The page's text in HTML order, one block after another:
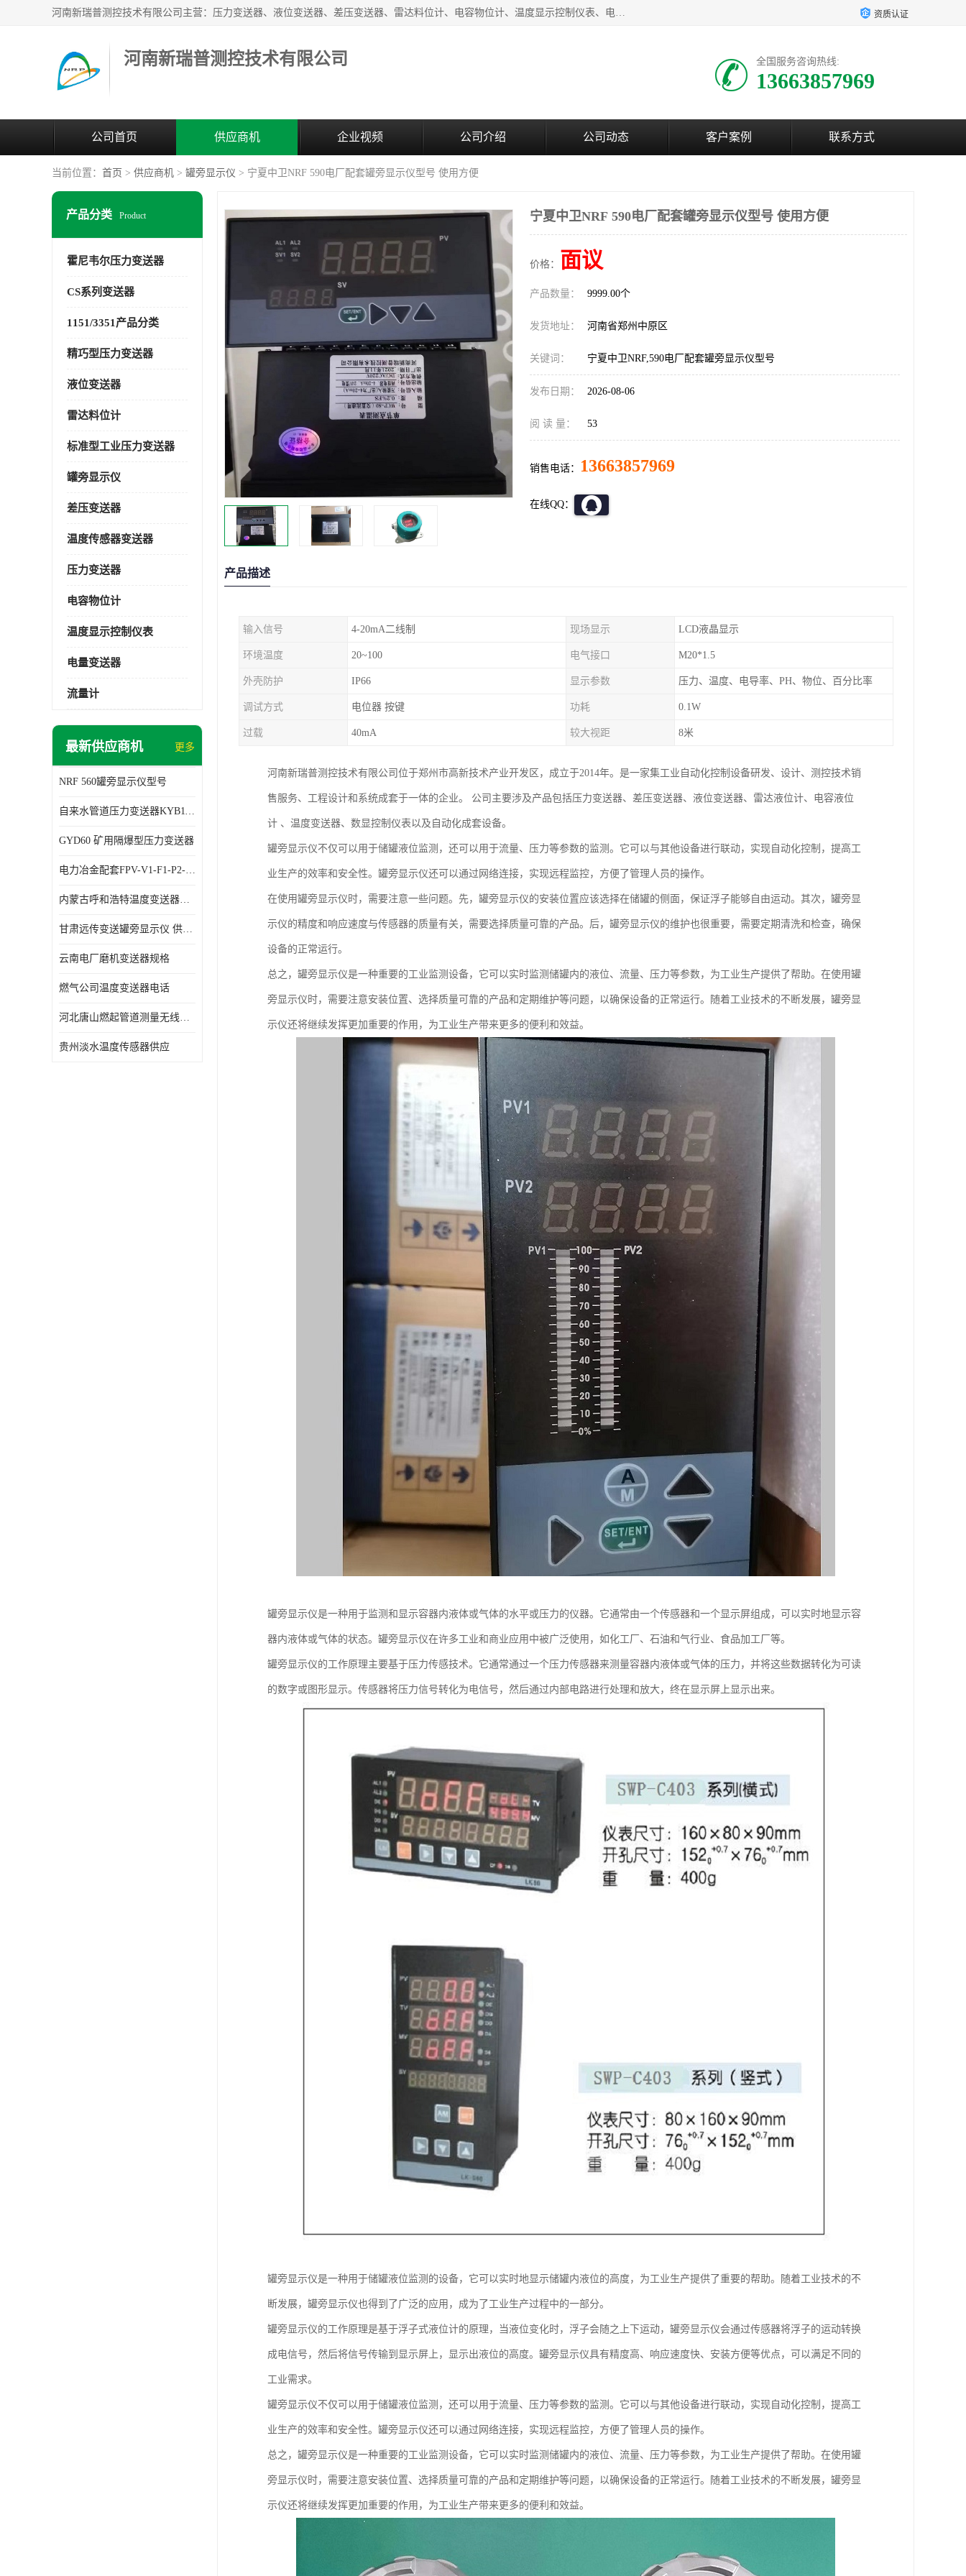
河南新瑞普测控技术有限公司主营：压力变送器、液位变送器、差压变送器、雷达料位计、电容物位计、温度显示控制仪表、电量变送器、流量计、工业自动化系统成套设备。 资质认证
河南新瑞普测控技术有限公司 全国服务咨询热线:
13663857969
公司首页 供应商机 企业视频 公司介绍 公司动态 客户案例 联系方式
当前位置： 首页 > 供应商机 > 罐旁显示仪 > 宁夏中卫NRF 590电厂配套罐旁显示仪型号 使用方便
产品分类 Product
霍尼韦尔压力变送器
CS系列变送器
1151/3351产品分类
精巧型压力变送器
液位变送器
雷达料位计
标准型工业压力变送器
罐旁显示仪
差压变送器
温度传感器变送器
压力变送器
电容物位计
温度显示控制仪表
电量变送器
流量计
最新供应商机 更多
NRF 560罐旁显示仪型号
自来水管道压力变送器KYB11G03M2型号 使用方便
GYD60 矿用隔爆型压力变送器
电力冶金配套FPV-V1-F1-P2-03电压变送器
内蒙古呼和浩特温度变送器配套罐旁显示仪供应 性能稳定
甘肃远传变送罐旁显示仪 供应及时
云南电厂磨机变送器规格
燃气公司温度变送器电话
河北唐山燃起管道测量无线压力变送器型号 性能稳定
贵州淡水温度传感器供应
宁夏中卫NRF 590电厂配套罐旁显示仪型号 使用方便
价格： 面议
产品数量： 9999.00个
发货地址： 河南省郑州中原区
关键词： 宁夏中卫NRF,590电厂配套罐旁显示仪型号
发布日期： 2026-08-06
阅 读 量： 53
销售电话： 13663857969
在线QQ：
产品描述
输入信号 4-20mA二线制 现场显示 LCD液晶显示
环境温度 20~100 电气接口 M20*1.5
外壳防护 IP66 显示参数 压力、温度、电导率、PH、物位、百分比率
调试方式 电位器 按键 功耗 0.1W
过载 40mA 较大视距 8米
河南新瑞普测控技术有限公司位于郑州市高新技术产业开发区，成立于2014年。是一家集工业自动化控制设备研发、设计、测控技术销
售服务、工程设计和系统成套于一体的企业。 公司主要涉及产品包括压力变送器、差压变送器、液位变送器、雷达液位计、电容液位
计 、温度变送器、数显控制仪表以及自动化成套设备。
罐旁显示仪不仅可以用于储罐液位监测，还可以用于流量、压力等参数的监测。它可以与其他设备进行联动，实现自动化控制，提高工
业生产的效率和安全性。罐旁显示仪还可以通过网络连接，实现远程监控，方便了管理人员的操作。
在使用罐旁显示仪时，需要注意一些问题。先，罐旁显示仪的安装位置应该选择在储罐的侧面，保证浮子能够自由运动。其次，罐旁显
示仪的精度和响应速度与传感器的质量有关，需要选择质量可靠的产品。后，罐旁显示仪的维护也很重要，需要定期清洗和检查，确保
设备的正常运行。
总之，罐旁显示仪是一种重要的工业监测设备，它可以实时监测储罐内的液位、流量、压力等参数，为工业生产提供了帮助。在使用罐
旁显示仪时，需要注意安装位置、选择质量可靠的产品和定期维护等问题，以确保设备的正常运行。随着工业技术的不断发展，罐旁显
示仪还将继续发挥更加重要的作用，为工业生产带来更多的便利和效益。
罐旁显示仪是一种用于监测和显示容器内液体或气体的水平或压力的仪器。它通常由一个传感器和一个显示屏组成，可以实时地显示容
器内液体或气体的状态。罐旁显示仪在许多工业和商业应用中被广泛使用，如化工厂、石油和气行业、食品加工厂等。
罐旁显示仪的工作原理主要基于压力传感技术。它通常通过一个压力传感器来测量容器内液体或气体的压力，并将这些数据转化为可读
的数字或图形显示。传感器将压力信号转化为电信号，然后通过内部电路进行处理和放大，终在显示屏上显示出来。
罐旁显示仪是一种用于储罐液位监测的设备，它可以实时地显示储罐内液位的高度，为工业生产提供了重要的帮助。随着工业技术的不
断发展，罐旁显示仪也得到了广泛的应用，成为了工业生产过程中的一部分。
罐旁显示仪的工作原理是基于浮子式液位计的原理，当液位变化时，浮子会随之上下运动，罐旁显示仪会通过传感器将浮子的运动转换
成电信号，然后将信号传输到显示屏上，显示出液位的高度。罐旁显示仪具有精度高、响应速度快、安装方便等优点，可以满足不同的
工业需求。
罐旁显示仪不仅可以用于储罐液位监测，还可以用于流量、压力等参数的监测。它可以与其他设备进行联动，实现自动化控制，提高工
业生产的效率和安全性。罐旁显示仪还可以通过网络连接，实现远程监控，方便了管理人员的操作。
总之，罐旁显示仪是一种重要的工业监测设备，它可以实时监测储罐内的液位、流量、压力等参数，为工业生产提供了帮助。在使用罐
旁显示仪时，需要注意安装位置、选择质量可靠的产品和定期维护等问题，以确保设备的正常运行。随着工业技术的不断发展，罐旁显
示仪还将继续发挥更加重要的作用，为工业生产带来更多的便利和效益。